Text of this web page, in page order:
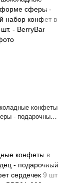
конфеты
- подарочный
в коробке 16 шт.